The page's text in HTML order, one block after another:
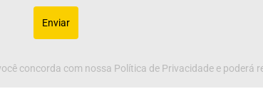
Enviar
concorda com nossa Política de Privacidade e poderá